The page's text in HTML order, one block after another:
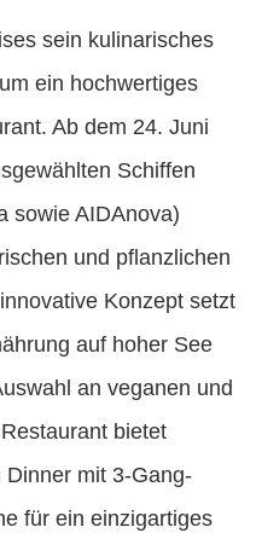
sein kulinarisches
ein hochwertiges
Ab dem 24. Juni
Schiffen
sowie AIDAnova)
und pflanzlichen
Konzept setzt
auf hoher See
an veganen und
bietet
mit 3-Gang-
für ein einzigartiges